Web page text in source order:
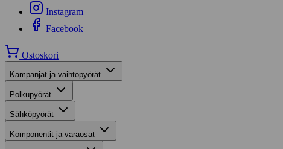
Instagram
Facebook
Ostoskori
Kampanjat ja vaihtopyörät
Polkupyörät
Sähköpyörät
Komponentit ja varaosat